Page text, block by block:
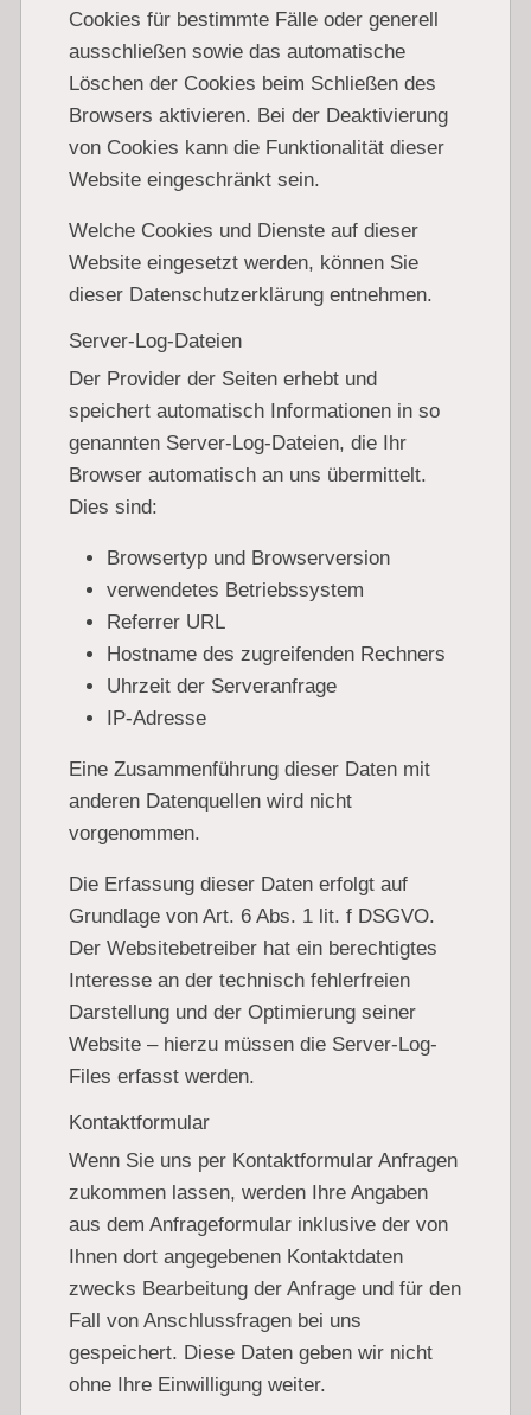
Cookies für bestimmte Fälle oder generell
ausschließen sowie das automatische
Löschen der Cookies beim Schließen des
Browsers aktivieren. Bei der Deaktivierung
von Cookies kann die Funktionalität dieser
Website eingeschränkt sein.
Welche Cookies und Dienste auf dieser
Website eingesetzt werden, können Sie
dieser Datenschutzerklärung entnehmen.
Server-Log-Dateien
Der Provider der Seiten erhebt und
speichert automatisch Informationen in so
genannten Server-Log-Dateien, die Ihr
Browser automatisch an uns übermittelt.
Dies sind:
Browsertyp und Browserversion
verwendetes Betriebssystem
Referrer URL
Hostname des zugreifenden Rechners
Uhrzeit der Serveranfrage
IP-Adresse
Eine Zusammenführung dieser Daten mit
anderen Datenquellen wird nicht
vorgenommen.
Die Erfassung dieser Daten erfolgt auf
Grundlage von Art. 6 Abs. 1 lit. f DSGVO.
Der Websitebetreiber hat ein berechtigtes
Interesse an der technisch fehlerfreien
Darstellung und der Optimierung seiner
Website – hierzu müssen die Server-Log-
Files erfasst werden.
Kontaktformular
Wenn Sie uns per Kontaktformular Anfragen
zukommen lassen, werden Ihre Angaben
aus dem Anfrageformular inklusive der von
Ihnen dort angegebenen Kontaktdaten
zwecks Bearbeitung der Anfrage und für den
Fall von Anschlussfragen bei uns
gespeichert. Diese Daten geben wir nicht
ohne Ihre Einwilligung weiter.